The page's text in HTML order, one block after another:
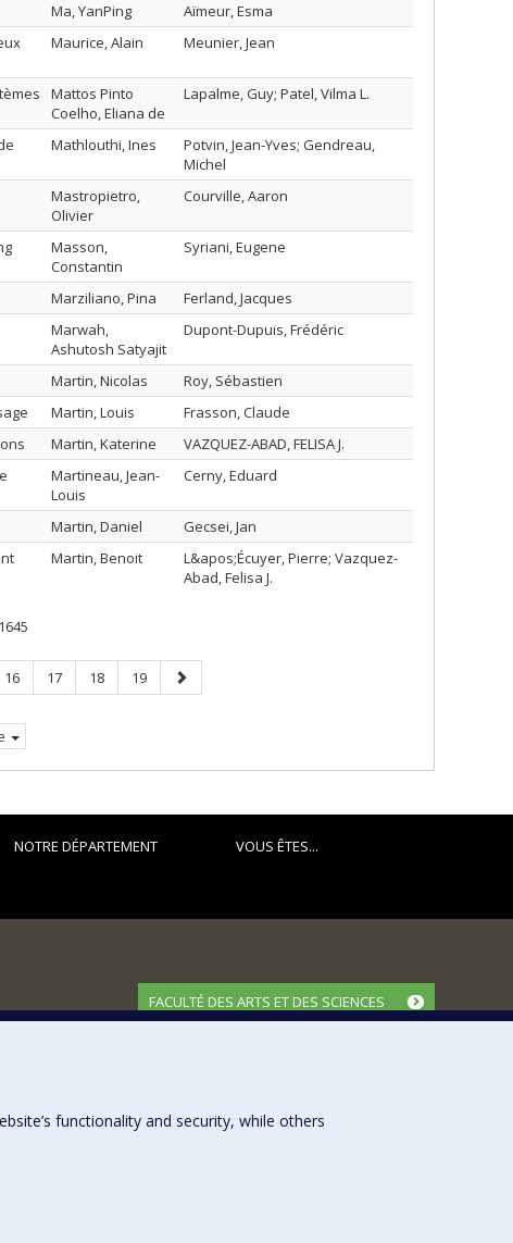
Ma, YanPing
Aïmeur, Esma
Maurice, Alain Meunier, Jean
Mattos Pinto
Coelho, Eliana de
Lapalme, Guy; Patel, Vilma L.
Mathlouthi, Ines
Potvin, Jean-Yves; Gendreau,
Michel
Mastropietro,
Olivier
Courville, Aaron
Masson,
Constantin
Syriani, Eugene
Marziliano, Pina
Ferland, Jacques
Marwah,
Ashutosh Satyajit
Dupont-Dupuis, Frédéric
Martin, Nicolas
Roy, Sébastien
Martin, Louis
Frasson, Claude
Martin, Katerine
VAZQUEZ-ABAD, FELISA J.
Martineau, Jean-
Louis
Cerny, Eduard
Martin, Daniel
Gecsei, Jan
Martin, Benoit
L&apos;Écuyer, Pierre; Vazquez-
Abad, Felisa J.
1645
Page
16 Page
17 Page
18 Page
19
Next
page
NOTRE DÉPARTEMENT VOUS ÊTES...
FACULTÉ DES ARTS ET DES SCIENCES
functionality and security, while others